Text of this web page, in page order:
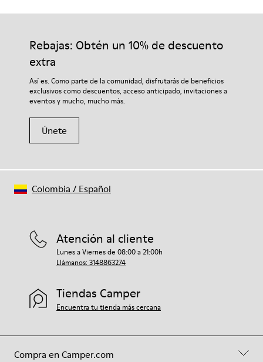
Rebajas: Obtén un 10% de descuento
extra
Así es. Como parte de la comunidad, disfrutarás de beneficios
exclusivos como descuentos, acceso anticipado, invitaciones a
eventos y mucho, mucho más.
Únete
Compra en Camper.com
Atención al cliente
Lunes a Viernes de 08:00 a 21:00h
Llámanos: 3148863274
Tiendas Camper
Encuentra tu tienda más cercana
Colombia / Español